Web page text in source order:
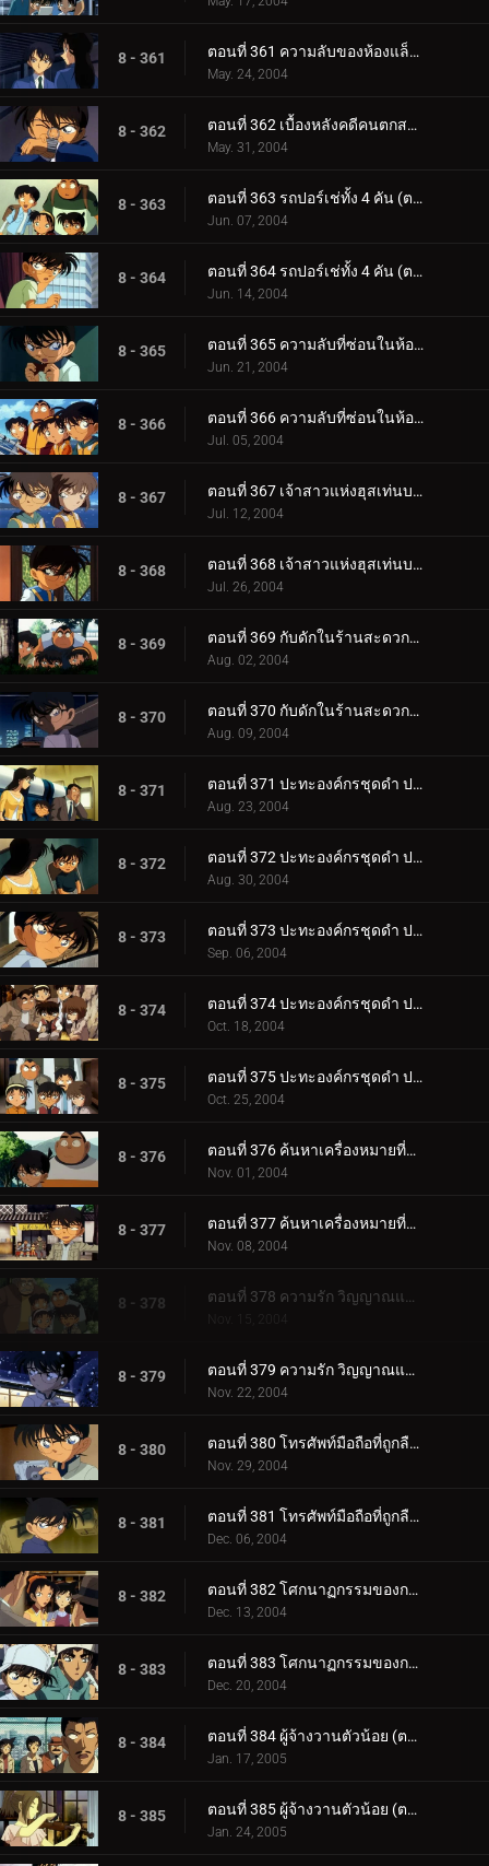
8 - 361 ตอนที่ 361 ความลับของห้องแล็ปฯ โทโตะ (ตอนจบ)
May. 24, 2004
8 - 362 ตอนที่ 362 เบื้องหลังคดีคนตกสถานีรถไฟ
May. 31, 2004
8 - 363 ตอนที่ 363 รถปอร์เช่ทั้ง 4 คัน (ตอนแรก)
Jun. 07, 2004
8 - 364 ตอนที่ 364 รถปอร์เช่ทั้ง 4 คัน (ตอนจบ)
Jun. 14, 2004
8 - 365 ตอนที่ 365 ความลับที่ซ่อนในห้องสุขา (ตอนแรก)
Jun. 21, 2004
8 - 366 ตอนที่ 366 ความลับที่ซ่อนในห้องสุขา (ตอนจบ)
Jul. 05, 2004
8 - 367 ตอนที่ 367 เจ้าสาวแห่งฮุสเท่นบอสช์ (ตอนพิเศษ ตอนแรก)
Jul. 12, 2004
8 - 368 ตอนที่ 368 เจ้าสาวแห่งฮุสเท่นบอสช์ (ตอนพิเศษ ตอนจบ)
Jul. 26, 2004
8 - 369 ตอนที่ 369 กับดักในร้านสะดวกซื้อ (ตอนแรก)
Aug. 02, 2004
8 - 370 ตอนที่ 370 กับดักในร้านสะดวกซื้อ (ตอนจบ)
Aug. 09, 2004
8 - 371 ตอนที่ 371 ปะทะองค์กรชุดดำ ปริศนาคูณสองในคืนเดือนเพ็ญ (ตอนพิเศษ ตอนแรก) ยอดนักสืบจิ๋วโคนัน เดอะซ.
Aug. 23, 2004
8 - 372 ตอนที่ 372 ปะทะองค์กรชุดดำ ปริศนาคูณสองในคืนเดือนเพ็ญ (ตอนพิเศษ ตอนที่ 2) ยอดนักสืบจิ๋วโคนัน เดอะ_.
Aug. 30, 2004
8 - 373 ตอนที่ 373 ปะทะองค์กรชุดดำ ปริศนาคูณสองในคืนเดือนเพ็ญ (ตอนพิเศษ ตอนที่ 3) ยอดนักสืบจิ๋วโคนัน เดอะ_.
Sep. 06, 2004
8 - 374 ตอนที่ 374 ปะทะองค์กรชุดดำ ปริศนาคูณสองในคืนเดือนเพ็ญ (ตอนพิเศษ ตอนที่ 4) ยอดนักสืบจิ๋วโคนัน เดอะ_.
Oct. 18, 2004
8 - 375 ตอนที่ 375 ปะทะองค์กรชุดดำ ปริศนาคูณสองในคืนเดือนเพ็ญ (ตอนพิเศษ ตอนจบ) ยอดนักสืบจิ๋วโคนัน เดอะซี.
Oct. 25, 2004
8 - 376 ตอนที่ 376 ค้นหาเครื่องหมายที่ติดอยู่ที่ก้น (ตอนแรก)
Nov. 01, 2004
8 - 377 ตอนที่ 377 ค้นหาเครื่องหมายที่ติดอยู่ที่ก้น (ตอนจบ)
Nov. 08, 2004
8 - 378 ตอนที่ 378 ความรัก วิญญาณและมรดกโลก (ตอนแรก)
8 - 379 ตอนที่ 379 ความรัก วิญญาณและมรดกโลก (ตอนจบ)
Nov. 22, 2004
8 - 380 ตอนที่ 380 โทรศัพท์มือถือที่ถูกลืมไว้ (ตอนแรก)
Nov. 29, 2004
8 - 381 ตอนที่ 381 โทรศัพท์มือถือที่ถูกลืมไว้ (ตอนจบ)
Dec. 06, 2004
8 - 382 ตอนที่ 382 โศกนาฏกรรมของการแข่งตกปลา (ตอนแรก)
Dec. 13, 2004
8 - 383 ตอนที่ 383 โศกนาฏกรรมของการแข่งตกปลา (ตอนจบ)
Dec. 20, 2004
8 - 384 ตอนที่ 384 ผู้จ้างวานตัวน้อย (ตอนแรก)
Jan. 17, 2005
8 - 385 ตอนที่ 385 ผู้จ้างวานตัวน้อย (ตอนจบ)
Jan. 24, 2005